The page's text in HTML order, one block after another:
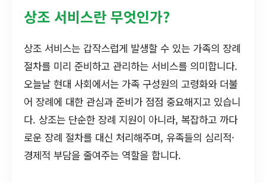
상조 서비스란 무엇인가?
상조 서비스는 갑작스럽게 발생할 수 있는 가족의 장례
절차를 미리 준비하고 관리하는 서비스를 의미합니다.
오늘날 현대 사회에서는 가족 구성원의 고령화와 더불
어 장례에 대한 관심과 준비가 점점 중요해지고 있습니
다. 상조는 단순한 장례 지원이 아니라, 복잡하고 까다
로운 장례 절차를 대신 처리해주며, 유족들의 심리적·
경제적 부담을 줄여주는 역할을 합니다.